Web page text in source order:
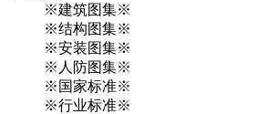
※建筑图集※
※结构图集※
※安装图集※
※人防图集※
※国家标准※
※行业标准※